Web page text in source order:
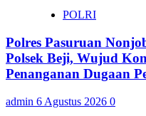
POLRI
Polres Pasuruan
Polsek Beji, Wujud
Penanganan Dugaan
admin 6 Agustus 2026 0